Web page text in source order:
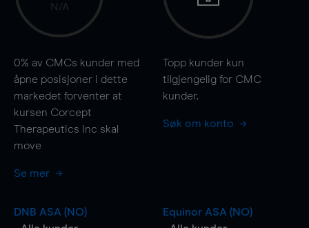
N/A
0% av CMCs kunder med
åpne posisjoner i dette
markedet forventer at
kursen Corcept
Therapeutics Inc skal
move
Se mer
Topp kunder kun
tilgjengelig for CMC
kunder.
Søk om konto
DNB ASA (NO)
Equinor ASA (NO)